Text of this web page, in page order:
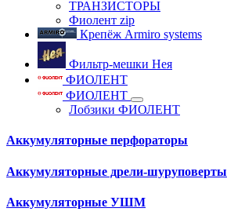
ТРАНЗИСТОРЫ
Фиолент zip
Крепёж Armiro systems
Фильтр-мешки Нея
ФИОЛЕНТ
ФИОЛЕНТ
Лобзики ФИОЛЕНТ
Аккумуляторные перфораторы
Аккумуляторные дрели-шуруповерты
Аккумуляторные УШМ